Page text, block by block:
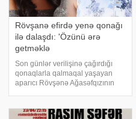
Rövşanə efirdə yenə qonağı
ilə dalaşdı: 'Özünü ərə
getməklə
Son günlər verilişinə çağırdığı
qonaqlarla qalmaqal yaşayan
aparıcı Rövşənə Ağasəfqızının
istinadən xəbər verir ki,